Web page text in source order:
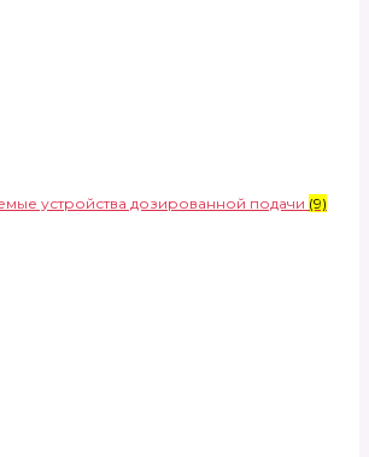
устройства дозированной подачи (9)